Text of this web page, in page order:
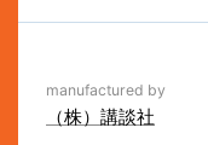
manufactured by
（株）講談社